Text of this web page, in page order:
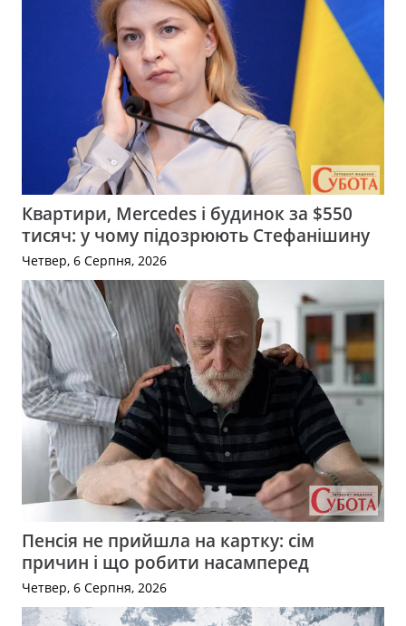
Квартири, Mercedes і будинок за $550
тисяч: у чому підозрюють Стефанішину
Четвер, 6 Серпня, 2026
Пенсія не прийшла на картку: сім
причин і що робити насамперед
Четвер, 6 Серпня, 2026